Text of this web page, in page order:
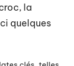
la
quelques